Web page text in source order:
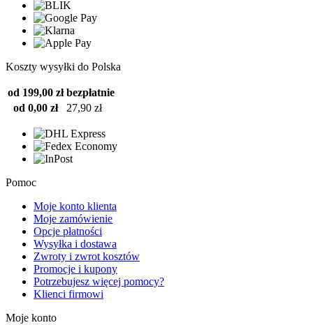
Koszty wysyłki do Polska
od 199,00 zł bezpłatnie
od 0,00 zł
27,90 zł
Pomoc
Moje konto klienta
Moje zamówienie
Opcje płatności
Wysyłka i dostawa
Zwroty i zwrot kosztów
Promocje i kupony
Potrzebujesz więcej pomocy?
Klienci firmowi
Moje konto